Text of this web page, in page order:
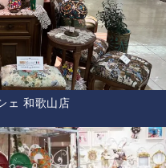
ェ 和歌山店